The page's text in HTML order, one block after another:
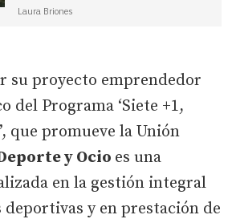
Laura Briones
su proyecto emprendedor
del Programa ‘Siete +1,
que promueve la Unión
y Ocio es una
en la gestión integral
deportivas y en prestación de